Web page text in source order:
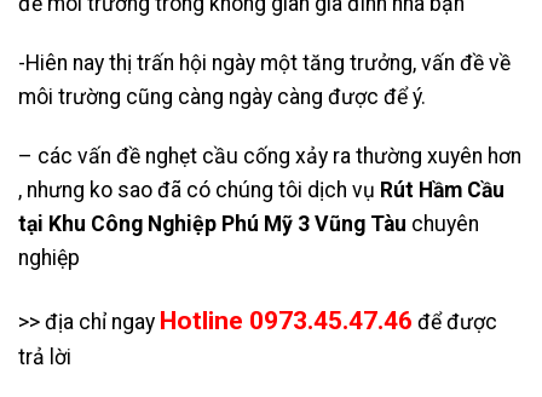
-Hiên nay thị trấn hội ngày một tăng trưởng, vấn đề về
môi trường cũng càng ngày càng được để ý.
– các vấn đề nghẹt cầu cống xảy ra thường xuyên hơn
, nhưng ko sao đã có chúng tôi dịch vụ Rút Hầm Cầu
tại Khu Công Nghiệp Phú Mỹ 3 Vũng Tàu chuyên
nghiệp
>> địa chỉ ngay Hotline 0973.45.47.46 để được
trả lời